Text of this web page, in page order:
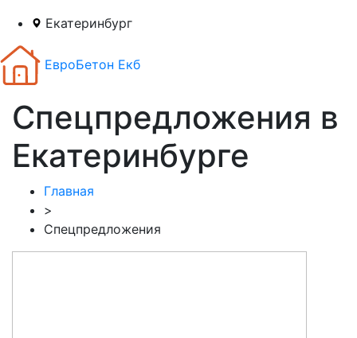
Екатеринбург
ЕвроБетон Екб
Спецпредложения в
Екатеринбурге
Главная
>
Спецпредложения